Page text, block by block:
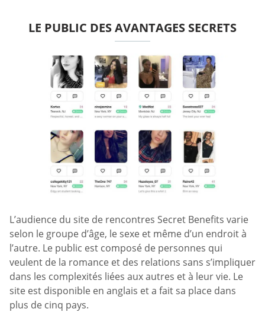
LE PUBLIC DES AVANTAGES SECRETS
L’audience du site de rencontres Secret Benefits varie
selon le groupe d’âge, le sexe et même d’un endroit à
l’autre. Le public est composé de personnes qui
veulent de la romance et des relations sans s’impliquer
dans les complexités liées aux autres et à leur vie. Le
site est disponible en anglais et a fait sa place dans
plus de cinq pays.